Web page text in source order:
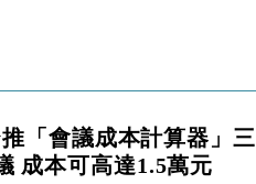
「會議成本計算器」三
成本可高達1.5萬元